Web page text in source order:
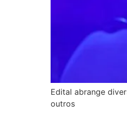
Edital abrange
outros